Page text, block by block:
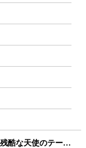
高橋洋子 - 残酷な天使のテーゼ【初心者向けver.】 by HYdrums